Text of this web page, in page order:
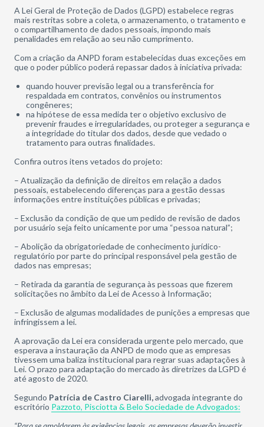
A Lei Geral de Proteção de Dados (LGPD) estabelece regras
mais restritas sobre a coleta, o armazenamento, o tratamento e
o compartilhamento de dados pessoais, impondo mais
penalidades em relação ao seu não cumprimento.
Com a criação da ANPD foram estabelecidas duas exceções em
que o poder público poderá repassar dados à iniciativa privada:
quando houver previsão legal ou a transferência for
respaldada em contratos, convênios ou instrumentos
congêneres;
na hipótese de essa medida ter o objetivo exclusivo de
prevenir fraudes e irregularidades, ou proteger a segurança e
a integridade do titular dos dados, desde que vedado o
tratamento para outras finalidades.
Confira outros itens vetados do projeto:
– Atualização da definição de direitos em relação a dados
pessoais, estabelecendo diferenças para a gestão dessas
informações entre instituições públicas e privadas;
– Exclusão da condição de que um pedido de revisão de dados
por usuário seja feito unicamente por uma “pessoa natural”;
– Abolição da obrigatoriedade de conhecimento jurídico-
regulatório por parte do principal responsável pela gestão de
dados nas empresas;
– Retirada da garantia de segurança às pessoas que fizerem
solicitações no âmbito da Lei de Acesso à Informação;
– Exclusão de algumas modalidades de punições a empresas que
infringissem a lei.
A aprovação da Lei era considerada urgente pelo mercado, que
esperava a instauração da ANPD de modo que as empresas
tivessem uma baliza institucional para regrar suas adaptações à
Lei. O prazo para adaptação do mercado às diretrizes da LGPD é
até agosto de 2020.
Segundo Patrícia de Castro Ciarelli,advogada integrante do
escritório Pazzoto, Pisciotta & Belo Sociedade de Advogados: